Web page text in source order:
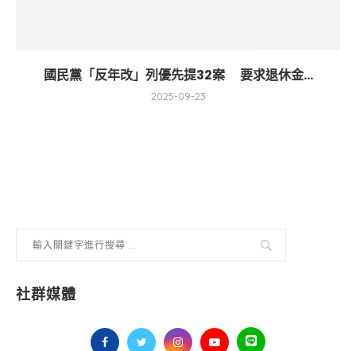
國民黨「反年改」列優先提32案 要求退休金...
2025-09-23
社群媒體